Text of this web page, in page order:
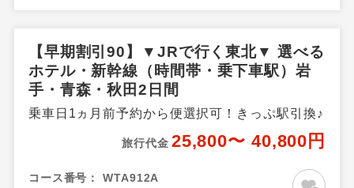
輪・湯瀬温泉・玉川温泉・田
沢湖高原・乳頭温泉郷・十和
田湖秋田県
【早期割引90】▼JRで行く東北▼ 選べる
ホテル・新幹線（時間帯・乗下車駅）岩
手・青森・秋田2日間
乗車日1ヵ月前予約から便選択可！きっぷ駅引換♪
旅行代金 25,800〜 40,800円
コース番号：
WTA912A